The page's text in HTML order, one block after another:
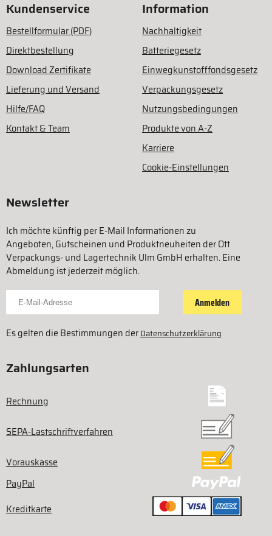
Kundenservice
Bestellformular (PDF)
Direktbestellung
Download Zertifikate
Lieferung und Versand
Hilfe/FAQ
Kontakt & Team
Information
Nachhaltigkeit
Batteriegesetz
Einwegkunstofffondsgesetz
Verpackungsgesetz
Nutzungsbedingungen
Produkte von A-Z
Karriere
Cookie-Einstellungen
Newsletter
Ich möchte künftig per E-Mail Informationen zu
Angeboten, Gutscheinen und Produktneuheiten der Ott
Verpackungs- und Lagertechnik Ulm GmbH erhalten. Eine
Abmeldung ist jederzeit möglich.
Für Newsletter anmelden
Anmelden
Es gelten die Bestimmungen derDatenschutzerklärung
Zahlungsarten
Rechnung
SEPA-Lastschriftverfahren
Vorauskasse
PayPal
Kreditkarte